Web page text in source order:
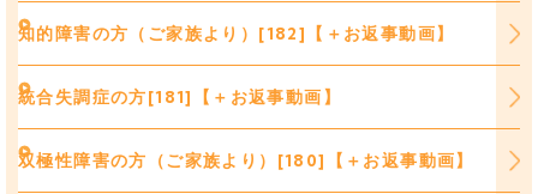
知的障害の方（ご家族より）[182]【＋お返事動画】
統合失調症の方[181]【＋お返事動画】
双極性障害の方（ご家族より）[180]【＋お返事動画】